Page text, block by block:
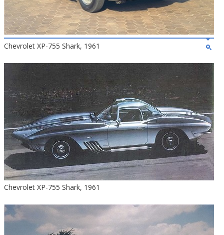
Chevrolet XP-755 Shark, 1961
Chevrolet XP-755 Shark, 1961